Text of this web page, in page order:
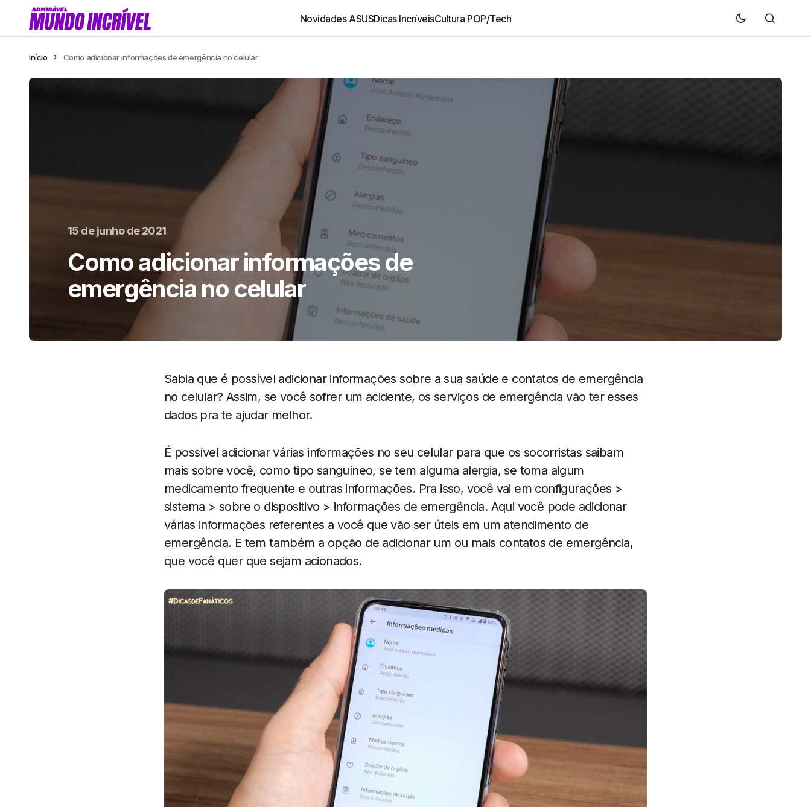
Novidades ASUSDicas IncríveisCultura POP/Tech
Início Como adicionar informações de emergência no celular
15 de junho de 2021
Como adicionar informações de
emergência no celular
Sabia que é possível adicionar informações sobre a sua saúde e contatos de emergência
no celular? Assim, se você sofrer um acidente, os serviços de emergência vão ter esses
dados pra te ajudar melhor.
É possível adicionar várias informações no seu celular para que os socorristas saibam
mais sobre você, como tipo sanguíneo, se tem alguma alergia, se toma algum
medicamento frequente e outras informações. Pra isso, você vai em configurações >
sistema > sobre o dispositivo > informações de emergência. Aqui você pode adicionar
várias informações referentes a você que vão ser úteis em um atendimento de
emergência. E tem também a opção de adicionar um ou mais contatos de emergência,
que você quer que sejam acionados.